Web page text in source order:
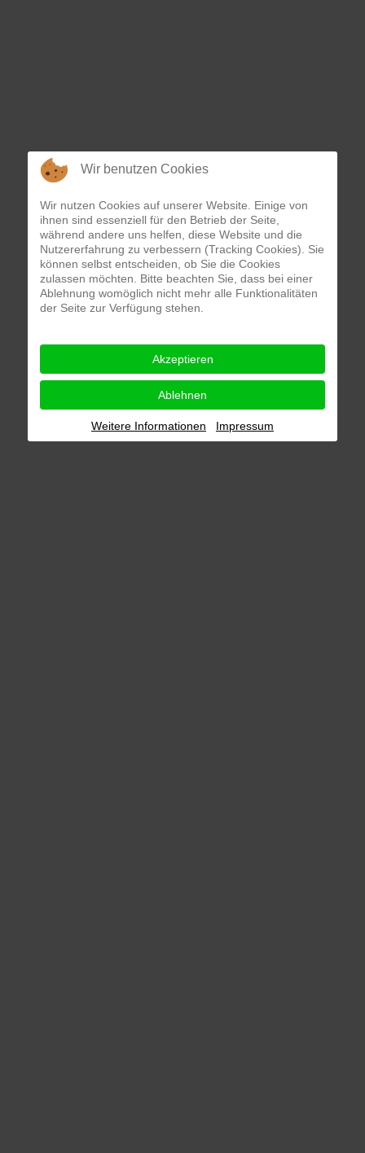
Wir benutzen Cookies
Wir nutzen Cookies auf unserer Website. Einige von
ihnen sind essenziell für den Betrieb der Seite,
während andere uns helfen, diese Website und die
Nutzererfahrung zu verbessern (Tracking Cookies). Sie
können selbst entscheiden, ob Sie die Cookies
zulassen möchten. Bitte beachten Sie, dass bei einer
Ablehnung womöglich nicht mehr alle Funktionalitäten
der Seite zur Verfügung stehen.
Akzeptieren
Ablehnen
Weitere Informationen Impressum